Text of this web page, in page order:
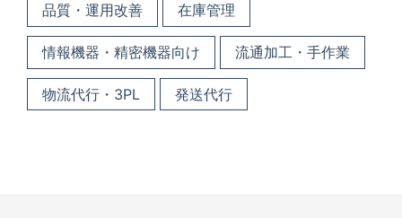
品質・運用改善 在庫管理
情報機器・精密機器向け 流通加工・手作業
物流代行・3PL 発送代行